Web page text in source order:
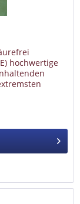
hochwertige